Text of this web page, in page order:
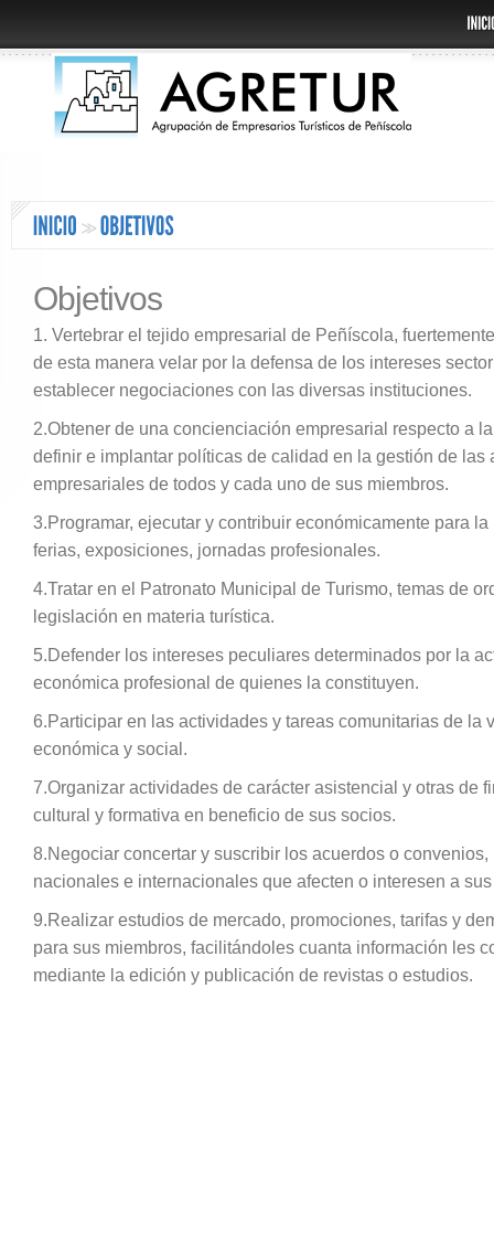
Objetivos
1. Vertebrar el tejido empresarial de Peñíscola,
de esta manera velar por la defensa de los intereses
establecer negociaciones con las diversas instituciones.
2.Obtener de una concienciación empresarial respecto a
definir e implantar políticas de calidad en la gestión de las
empresariales de todos y cada uno de sus miembros.
3.Programar, ejecutar y contribuir económicamente para
ferias, exposiciones, jornadas profesionales.
4.Tratar en el Patronato Municipal de Turismo, temas de
legislación en materia turística.
5.Defender los intereses peculiares determinados por la
económica profesional de quienes la constituyen.
6.Participar en las actividades y tareas comunitarias de la
económica y social.
7.Organizar actividades de carácter asistencial y otras de
cultural y formativa en beneficio de sus socios.
8.Negociar concertar y suscribir los acuerdos o
nacionales e internacionales que afecten o interesen a
9.Realizar estudios de mercado, promociones, tarifas y
para sus miembros, facilitándoles cuanta información les
mediante la edición y publicación de revistas o estudios.